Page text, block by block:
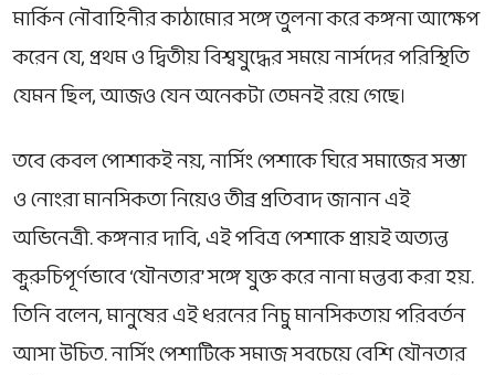
মার্কিন নৌবাহিনীর কাঠামোর সঙ্গে তুলনা করে কঙ্গনা আক্ষেপ
করেন যে, প্রথম ও দ্বিতীয় বিশ্বযুদ্ধের সময়ে নার্সদের পরিস্থিতি
যেমন ছিল, আজও যেন অনেকটা তেমনই রয়ে গেছে।
তবে কেবল পোশাকই নয়, নার্সিং পেশাকে ঘিরে সমাজের সস্তা
ও নোংরা মানসিকতা নিয়েও তীব্র প্রতিবাদ জানান এই
অভিনেত্রী. কঙ্গনার দাবি, এই পবিত্র পেশাকে প্রায়ই অত্যন্ত
কুরুচিপূর্ণভাবে ‘যৌনতার’ সঙ্গে যুক্ত করে নানা মন্তব্য করা হয়.
তিনি বলেন, মানুষের এই ধরনের নিচু মানসিকতায় পরিবর্তন
আসা উচিত. নার্সিং পেশাটিকে সমাজ সবচেয়ে বেশি যৌনতার